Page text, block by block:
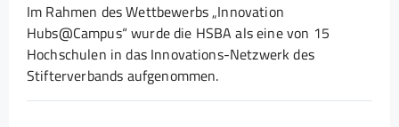
Im Rahmen des Wettbewerbs „Innovation
Hubs@Campus“ wurde die HSBA als eine von 15
Hochschulen in das Innovations-Netzwerk des
Stifterverbands aufgenommen.